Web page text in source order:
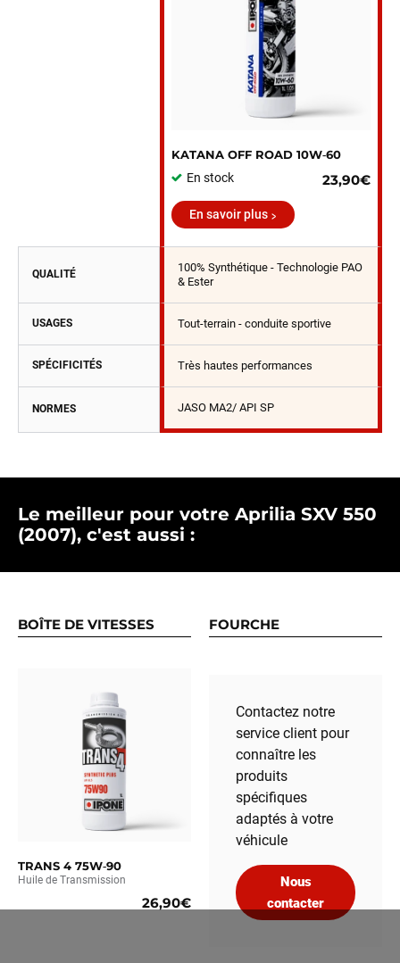
KATANA OFF ROAD 10W‑60
En stock
23,90€
En savoir plus
QUALITÉ
100% Synthétique - Technologie PAO
& Ester
USAGES Tout-terrain - conduite sportive
SPÉCIFICITÉS Très hautes performances
NORMES JASO MA2/ API SP
Le meilleur pour votre Aprilia SXV 550
(2007), c'est aussi :
BOÎTE DE VITESSES
TRANS 4 75W‑90
Huile de Transmission
26,90€
FOURCHE
Contactez notre
service client pour
connaître les
produits
spécifiques
adaptés à votre
véhicule
Nous
contacter